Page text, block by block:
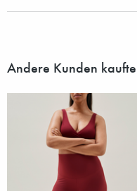
Andere Kunden